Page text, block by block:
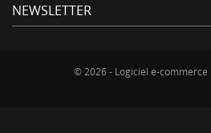
NEWSLETTER
© 2026 - Logiciel e-